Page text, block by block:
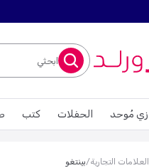
ابحثي
كتب الحفلات زي مُوحد
العلامات التجارية/بينتغو